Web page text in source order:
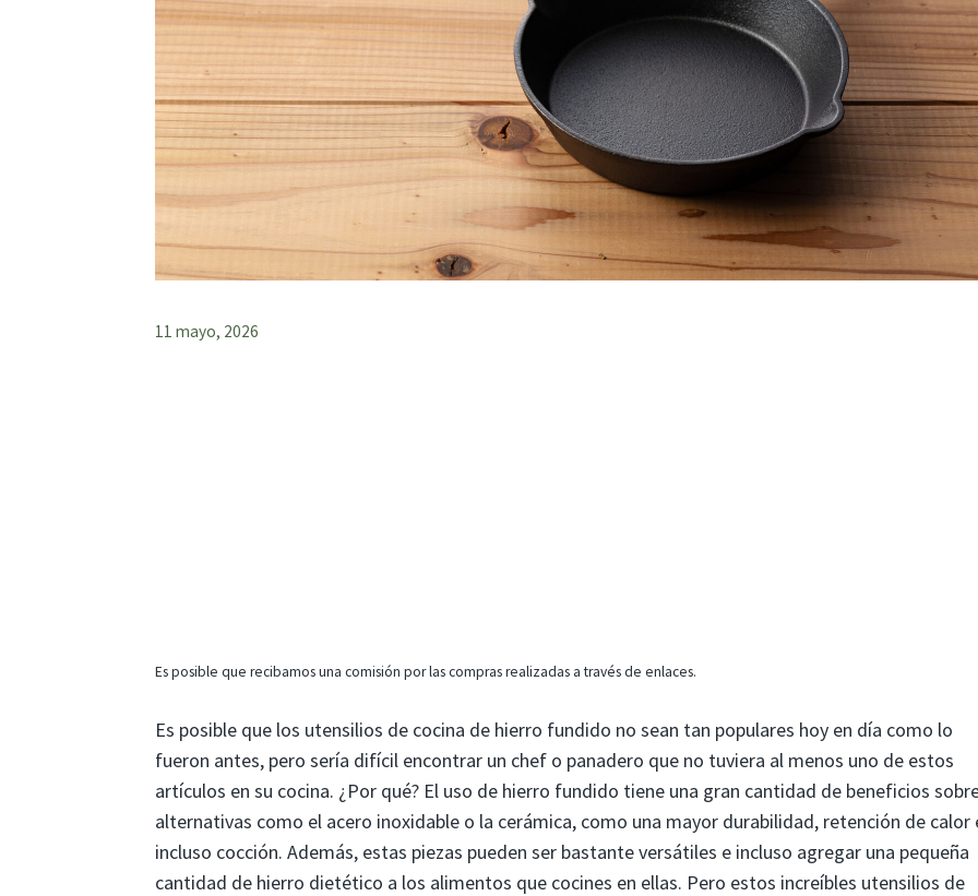
11 mayo, 2026
Es posible que recibamos una comisión por las compras realizadas a través de enlaces.
Es posible que los utensilios de cocina de hierro fundido no sean tan populares hoy en día como lo
fueron antes, pero sería difícil encontrar un chef o panadero que no tuviera al menos uno de estos
artículos en su cocina. ¿Por qué? El uso de hierro fundido tiene una gran cantidad de beneficios
alternativas como el acero inoxidable o la cerámica, como una mayor durabilidad, retención de calor
incluso cocción. Además, estas piezas pueden ser bastante versátiles e incluso agregar una pequeña
cantidad de hierro dietético a los alimentos que cocines en ellas. Pero estos increíbles utensilios de